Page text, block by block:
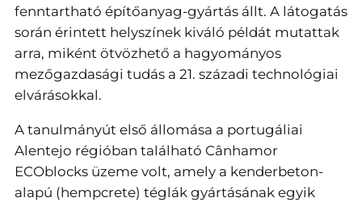
fenntartható építőanyag-gyártás állt. A látogatás
során érintett helyszínek kiváló példát mutattak
arra, miként ötvözhető a hagyományos
mezőgazdasági tudás a 21. századi technológiai
elvárásokkal.
A tanulmányút első állomása a portugáliai
Alentejo régióban található Cânhamor
ECOblocks üzeme volt, amely a kenderbeton-
alapú (hempcrete) téglák gyártásának egyik